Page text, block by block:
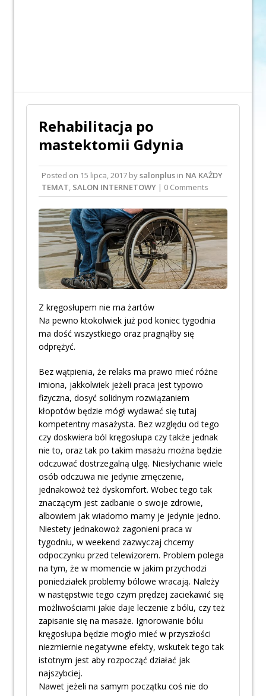
Rehabilitacja po
mastektomii Gdynia
Posted on 15 lipca, 2017 bysalonplus in NA KAŻDY
TEMAT, SALON INTERNETOWY | 0 Comments
Z kręgosłupem nie ma żartów
Na pewno ktokolwiek już pod koniec tygodnia
ma dość wszystkiego oraz pragnąłby się
odprężyć.
Bez wątpienia, że relaks ma prawo mieć różne
imiona, jakkolwiek jeżeli praca jest typowo
fizyczna, dosyć solidnym rozwiązaniem
kłopotów będzie mógł wydawać się tutaj
kompetentny masażysta. Bez względu od tego
czy doskwiera ból kręgosłupa czy także jednak
nie to, oraz tak po takim masażu można będzie
odczuwać dostrzegalną ulgę. Niesłychanie wiele
osób odczuwa nie jedynie zmęczenie,
jednakowoż też dyskomfort. Wobec tego tak
znaczącym jest zadbanie o swoje zdrowie,
albowiem jak wiadomo mamy je jedynie jedno.
Niestety jednakowoż zagonieni praca w
tygodniu, w weekend zazwyczaj chcemy
odpoczynku przed telewizorem. Problem polega
na tym, że w momencie w jakim przychodzi
poniedziałek problemy bólowe wracają. Należy
w następstwie tego czym prędzej zaciekawić się
możliwościami jakie daje leczenie z bólu, czy też
zapisanie się na masaże. Ignorowanie bólu
kręgosłupa będzie mogło mieć w przyszłości
niezmiernie negatywne efekty, wskutek tego tak
istotnym jest aby rozpocząć działać jak
najszybciej.
Nawet jeżeli na samym początku coś nie do